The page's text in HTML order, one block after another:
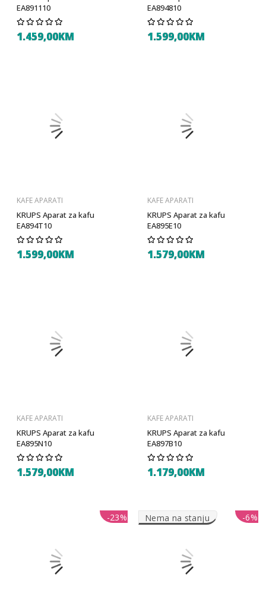
EA891110
1.459,00KM
EA894810
1.599,00KM
KAFE APARATI
KRUPS Aparat za kafu
EA894T10
1.599,00KM
KAFE APARATI
KRUPS Aparat za kafu
EA895E10
1.579,00KM
KAFE APARATI
KRUPS Aparat za kafu
EA895N10
1.579,00KM
KAFE APARATI
KRUPS Aparat za kafu
EA897B10
1.179,00KM
-23% Nema na stanju -6%